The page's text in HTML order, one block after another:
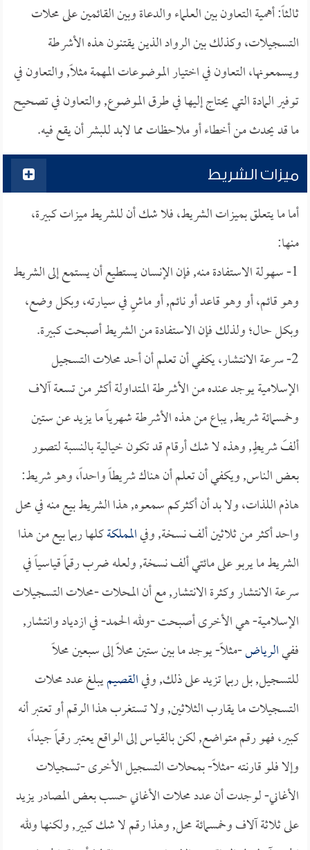
ثالثاً: أهمية التعاون بين العلماء والدعاة وبين القائمين على محلات
التسجيلات، وكذلك بين الرواد الذين يقتنون هذه الأشرطة
ويسمعونها، التعاون في اختيار الموضوعات المهمة مثلاً, والتعاون في
توفير المادة التي يحتاج إليها في طرق الموضوع, والتعاون في تصحيح
ما قد يحدث من أخطاء أو ملاحظات مما لابد للبشر أن يقع فيه.
ميزات الشريط
أما ما يتعلق بميزات الشريط، فلا شك أن للشريط ميزات كبيرة،
منها:
1- سهولة الاستفادة منه, فإن الإنسان يستطيع أن يستمع إلى الشريط
وهو قائم، أو وهو قاعد أو نائم, أو ماشٍ في سيارته، وبكل وضع،
وبكل حال؛ ولذلك فإن الاستفادة من الشريط أصبحت كبيرة.
2- سرعة الانتشار، يكفي أن تعلم أن أحد محلات التسجيل
الإسلامية يوجد عنده من الأشرطة المتداولة أكثر من تسعة آلاف
وخمسمائة شريط, يباع من هذه الأشرطة شهرياً ما يزيد عن ستين
ألفَ شريطٍ, وهذه لا شك أرقام قد تكون خيالية بالنسبة لتصور
بعض الناس, ويكفي أن تعلم أن هناك شريطاً واحداً، وهو شريط:
هاذم اللذات، ولا بد أن أكثركم سمعوه, هذا الشريط بيع منه في محل
واحد أكثر من ثلاثين ألف نسخة, وفيالمملكةكلها ربما بيع من هذا
الشريط ما يربو على مائتي ألف نسخة, ولعله ضرب رقماً قياسياً في
سرعة الانتشار وكثرة الانتشار, مع أن المحلات -محلات التسجيلات
الإسلامية- هي الأخرى أصبحت -ولله الحمد- في ازدياد وانتشار,
ففيالرياض-مثلاً- يوجد ما بين ستين محلاً إلى سبعين محلاً
للتسجيل, بل ربما تزيد على ذلك, وفيالقصيميبلغ عدد محلات
التسجيلات ما يقارب الثلاثين, ولا تستغرب هذا الرقم أو تعتبر أنه
كبير، فهو رقم متواضع, لكن بالقياس إلى الواقع يعتبر رقماً جيداً،
وإلا فلو قارنته -مثلاً- بمحلات التسجيل الأخرى -تسجيلات
الأغاني- لوجدت أن عدد محلات الأغاني حسب بعض المصادر يزيد
على ثلاثة آلاف وخمسمائة محل, وهذا رقم لا شك كبير, ولكنها ولله